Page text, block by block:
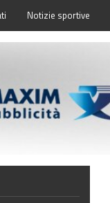
Notizie sportive